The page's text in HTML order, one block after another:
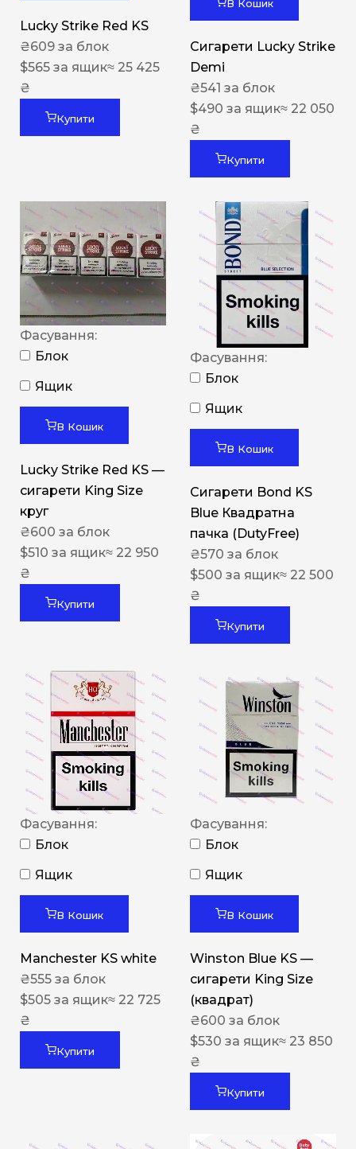
Lucky Strike Red KS
₴609 за блок
$565 за ящик≈ 25 425
₴
Купити
В Кошик
Сигарети Lucky Strike
Demi
₴541 за блок
$490 за ящик≈ 22 050
₴
Купити
Фасування:
Блок
Ящик
В Кошик
Lucky Strike Red KS —
сигарети King Size
круг
₴600 за блок
$510 за ящик≈ 22 950
₴
Купити
Фасування:
Блок
Ящик
В Кошик
Сигарети Bond KS
Blue Квадратна
пачка (DutyFree)
₴570 за блок
$500 за ящик≈ 22 500
₴
Купити
Фасування:
Блок
Ящик
В Кошик
Manchester KS white
₴555 за блок
$505 за ящик≈ 22 725
₴
Купити
Фасування:
Блок
Ящик
В Кошик
Winston Blue KS —
сигарети King Size
(квадрат)
₴600 за блок
$530 за ящик≈ 23 850
₴
Купити